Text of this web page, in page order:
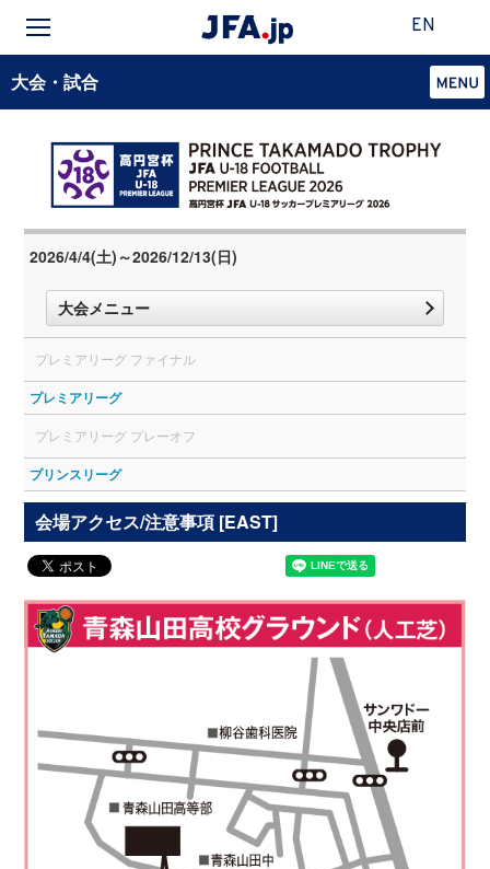
EN
大会・試合
2026/4/4(土)～2026/12/13(日)
大会メニュー
プレミアリーグ ファイナル
プレミアリーグ
プレミアリーグ プレーオフ
プリンスリーグ
会場アクセス/注意事項 [EAST]